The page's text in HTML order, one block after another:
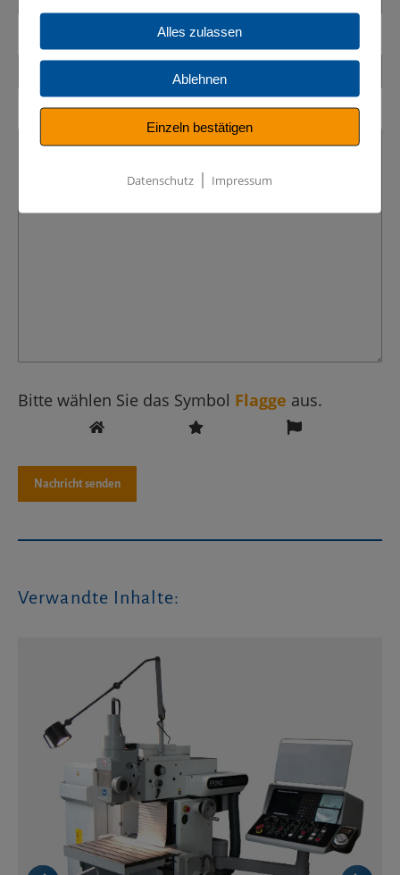
Bitte wählen Sie das Symbol Flagge aus.
Verwandte Inhalte:
Alles zulassen
Ablehnen
Einzeln bestätigen
Datenschutz | Impressum